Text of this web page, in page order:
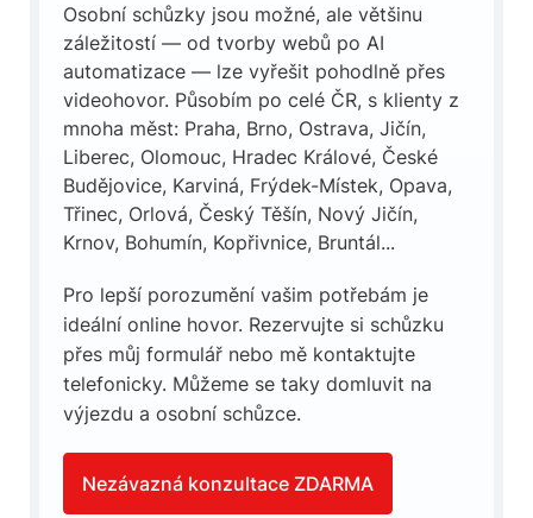
Osobní schůzky jsou možné, ale většinu
záležitostí — od tvorby webů po AI
automatizace — lze vyřešit pohodlně přes
videohovor. Působím po celé ČR, s klienty z
mnoha měst: Praha, Brno, Ostrava, Jičín,
Liberec, Olomouc, Hradec Králové, České
Budějovice, Karviná, Frýdek-Místek, Opava,
Třinec, Orlová, Český Těšín, Nový Jičín,
Krnov, Bohumín, Kopřivnice, Bruntál...
Pro lepší porozumění vašim potřebám je
ideální online hovor. Rezervujte si schůzku
přes můj formulář nebo mě kontaktujte
telefonicky. Můžeme se taky domluvit na
výjezdu a osobní schůzce.
Nezávazná konzultace ZDARMA